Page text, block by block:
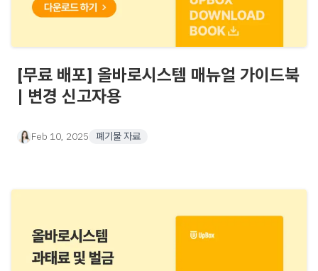
[무료 배포] 올바로시스템 매뉴얼 가이드북
| 변경 신고자용
Feb 10, 2025 폐기물 자료